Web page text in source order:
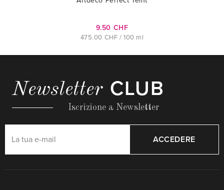
9.50 CHF
475.00 CHF / 100 ml
Newsletter CLUB
Iscrizione a Newsletter
ACCEDERE